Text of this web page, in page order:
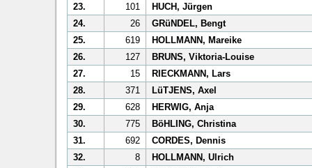
23.
101
HUCH, Jürgen
24.
26
GRüNDEL, Bengt
25.
619
HOLLMANN, Mareike
26.
127
BRUNS, Viktoria-Louise
27.
15
RIECKMANN, Lars
28.
371
LüTJENS, Axel
29.
628
HERWIG, Anja
30.
775
BöHLING, Christina
31.
692
CORDES, Dennis
32.
8
HOLLMANN, Ulrich